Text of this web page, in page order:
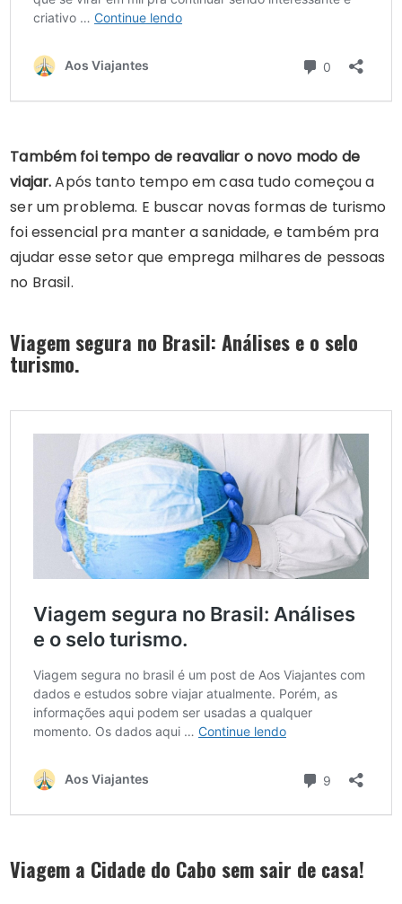
Também foi tempo de reavaliar o novo modo de
viajar.Após tanto tempo em casa tudo começou a
ser um problema. E buscar novas formas de turismo
foi essencial pra manter a sanidade, e também pra
ajudar esse setor que emprega milhares de pessoas
no Brasil.
Viagem segura no Brasil: Análises e o selo
turismo.
Viagem a Cidade do Cabo sem sair de casa!